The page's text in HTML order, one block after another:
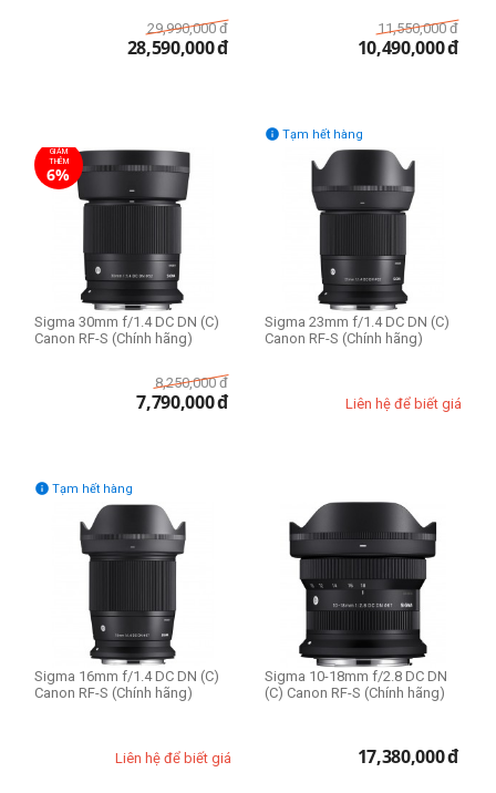
29,990,000 đ
28,590,000đ
11,550,000 đ
10,490,000đ
GIẢM
THÊM
6%
Sigma 30mm f/1.4 DC DN (C)
Canon RF-S (Chính hãng)
8,250,000 đ
7,790,000đ
Tạm hết hàng

Sigma 23mm f/1.4 DC DN (C)
Canon RF-S (Chính hãng)
Liên hệ để biết giá
Tạm hết hàng

Sigma 16mm f/1.4 DC DN (C)
Canon RF-S (Chính hãng)
Liên hệ để biết giá
Sigma 10-18mm f/2.8 DC DN
(C) Canon RF-S (Chính hãng)
17,380,000đ